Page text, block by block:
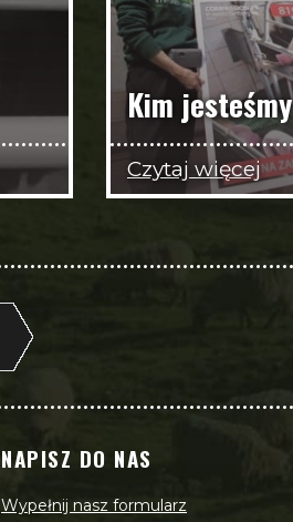
Kim jesteśmy
Czytaj więcej
NAPISZ DO NAS
Wypełnij nasz formularz